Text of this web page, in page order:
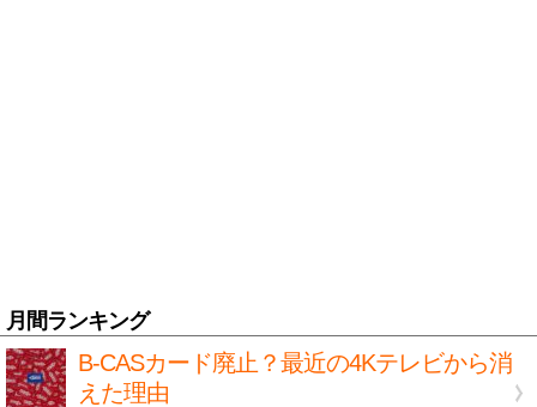
月間ランキング
B-CASカード廃止？最近の4Kテレビから消
えた理由